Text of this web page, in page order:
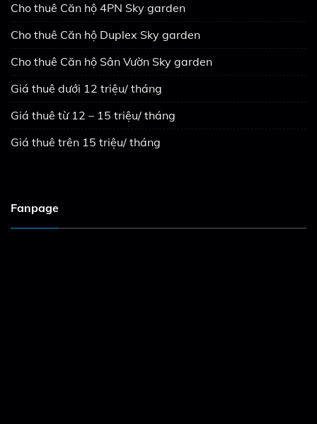
Cho thuê Căn hộ 4PN Sky garden
Cho thuê Căn hộ Duplex Sky garden
Cho thuê Căn hộ Sân Vườn Sky garden
Giá thuê dưới 12 triệu/ tháng
Giá thuê từ 12 – 15 triệu/ tháng
Giá thuê trên 15 triệu/ tháng
Fanpage